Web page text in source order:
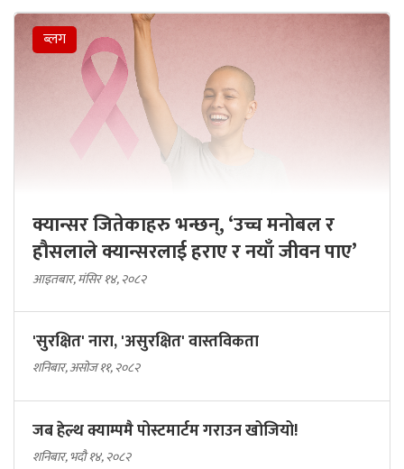
ब्लग
क्यान्सर जितेकाहरु भन्छन्, ‘उच्च मनोबल र
हौसलाले क्यान्सरलाई हराए र नयाँ जीवन पाए’
आइतबार, मंसिर १४, २०८२
'सुरक्षित' नारा, 'असुरक्षित' वास्तविकता
शनिबार, असोज ११, २०८२
जब हेल्थ क्याम्पमै पोस्टमार्टम गराउन खोजियो!
शनिबार, भदौ १४, २०८२